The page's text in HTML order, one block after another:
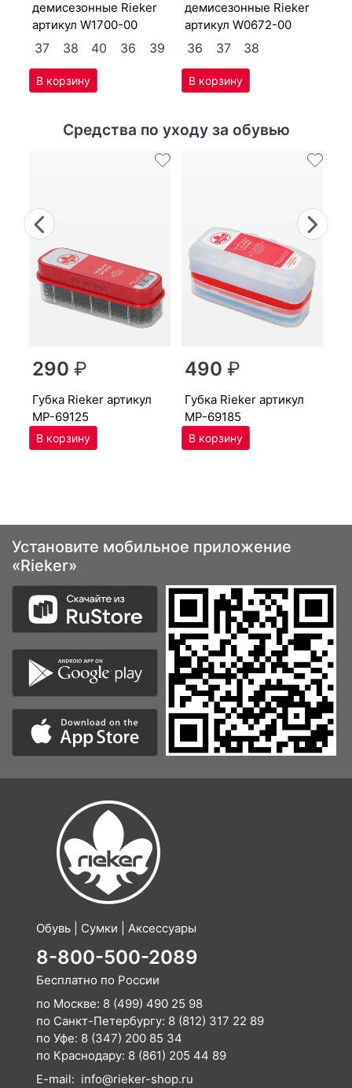
де­мисе­зон­ные Ri­eker
артикулW1700-00
37 38 40 36 39
де­мисе­зон­ные Ri­eker
артикулW0672-00
36 37 38
Средства по уходу за обувью
Previous
290₽
губ­ка Ri­eker артикул
MP-69125
490₽
губ­ка Ri­eker артикул
MP-69185
Установите мобильное приложение
«Rieker»
Обувь | Сумки | Аксессуары
8-800-500-2089
Бесплатно по России
по Москве: 8 (499) 490 25 98
по Санкт-Петербургу: 8 (812) 317 22 89
по Уфе: 8 (347) 200 85 34
по Краснодару: 8 (861) 205 44 89
E-mail: info@rieker-shop.ru